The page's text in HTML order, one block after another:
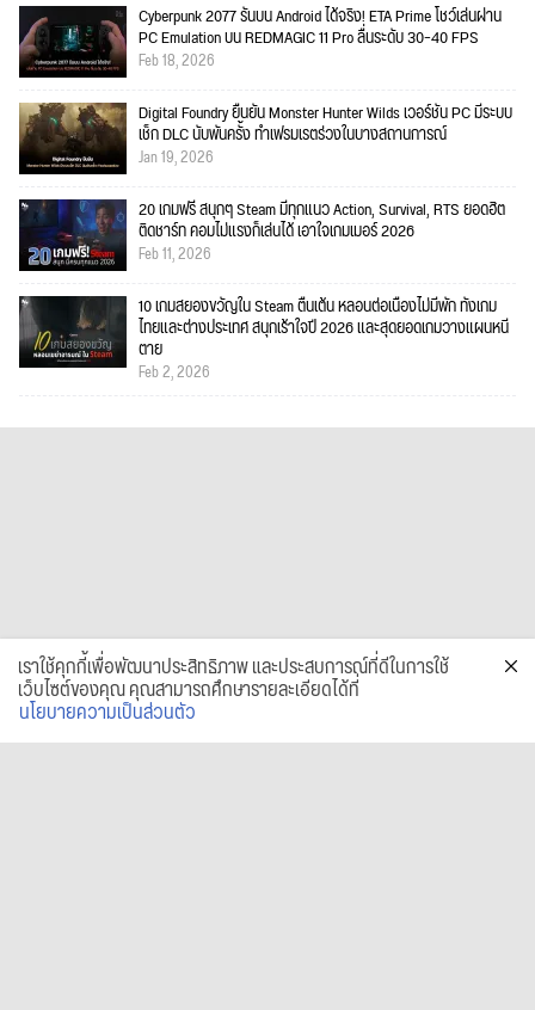
Cyberpunk 2077 รันบน Android ได้จริง! ETA Prime โชว์เล่นผ่าน
PC Emulation บน REDMAGIC 11 Pro ลื่นระดับ 30–40 FPS
Feb 18, 2026
Digital Foundry ยืนยัน Monster Hunter Wilds เวอร์ชัน PC มีระบบ
เช็ก DLC นับพันครั้ง ทำเฟรมเรตร่วงในบางสถานการณ์
Jan 19, 2026
20 เกมฟรี สนุกๆ Steam มีทุกแนว Action, Survival, RTS ยอดฮิต
ติดชาร์ท คอมไม่แรงก็เล่นได้ เอาใจเกมเมอร์ 2026
Feb 11, 2026
10 เกมสยองขวัญใน Steam ตื่นเต้น หลอนต่อเนื่องไม่มีพัก ทั้งเกม
ไทยและต่างประเทศ สนุกเร้าใจปี 2026 และสุดยอดเกมวางแผนหนี
ตาย
Feb 2, 2026
เราใช้คุกกี้เพื่อพัฒนาประสิทธิภาพ และประสบการณ์ที่ดีในการใช้
เว็บไซต์ของคุณ คุณสามารถศึกษารายละเอียดได้ที่
นโยบายความเป็นส่วนตัว